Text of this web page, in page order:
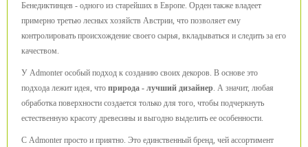
Бенедиктинцев - одного из старейших в Европе. Орден также владеет
примерно третью лесных хозяйств Австрии, что позволяет ему
контролировать происхождение своего сырья, вкладываться и следить за его
качеством.
У Admonter особый подход к созданию своих декоров. В основе это
подхода лежит идея, что природа - лучший дизайнер. А значит, любая
обработка поверхности создается только для того, чтобы подчеркнуть
естественную красоту древесины и выгодно выделить ее особенности.
С Admonter просто и приятно. Это единственный бренд, чей ассортимент